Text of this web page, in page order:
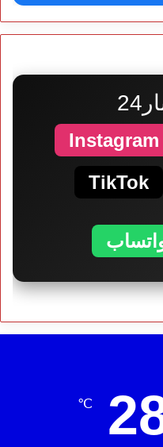
Instagram
TikTok
℃